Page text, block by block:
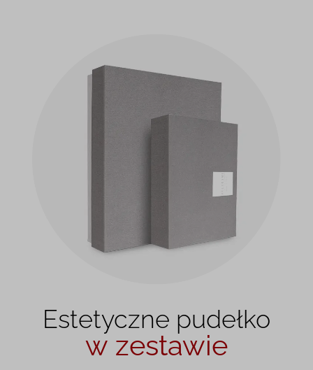
Estetyczne pudełko
w zestawie